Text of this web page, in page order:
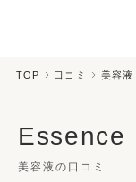
ライフスタイル
Lifestyle
TOP 口コミ 美容液
Essence
美容液の口コミ